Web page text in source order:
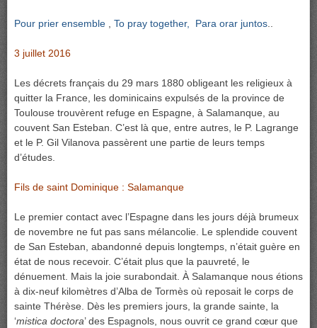
Pour prier ensemble To pray together, Para orar juntos
3 juillet 2016
Les décrets français du 29 mars 1880 obligeant les religieux à
quitter la France, les dominicains expulsés de la province de
Toulouse trouvèrent refuge en Espagne, à Salamanque, au
couvent San Esteban. C’est là que, entre autres, le P. Lagrange
et le P. Gil Vilanova passèrent une partie de leurs temps
d’études.
Fils de saint Dominique : Salamanque
Le premier contact avec l’Espagne dans les jours déjà brumeux
de novembre ne fut pas sans mélancolie. Le splendide couvent
de San Esteban, abandonné depuis longtemps, n’était guère en
état de nous recevoir. C’était plus que la pauvreté, le
dénuement. Mais la joie surabondait. À Salamanque nous étions
à dix-neuf kilomètres d’Alba de Tormès où reposait le corps de
sainte Thérèse. Dès les premiers jours, la grande sainte, la
‘mistica doctora’ des Espagnols, nous ouvrit ce grand cœur que